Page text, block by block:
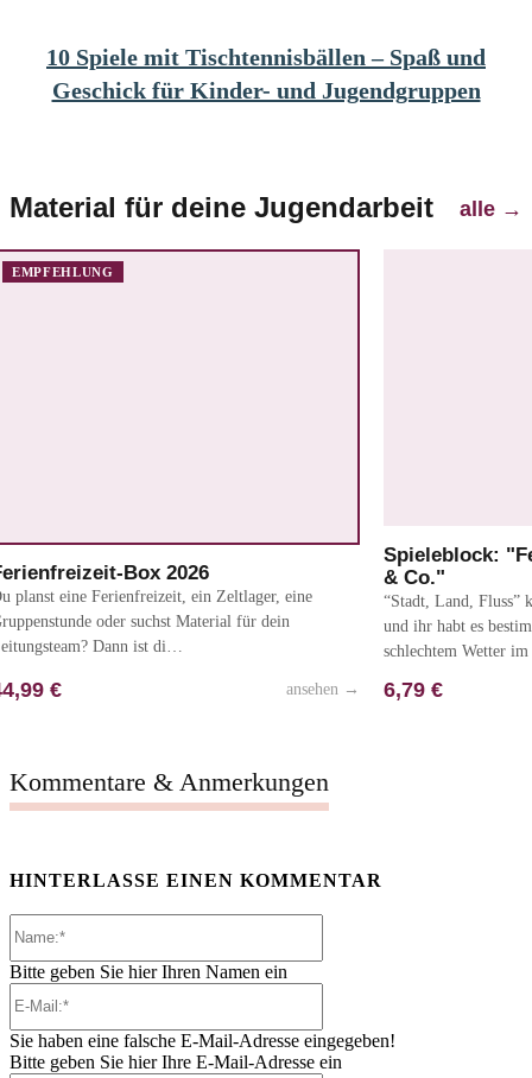
10 Spiele mit Tischtennisbällen – Spaß und
Geschick für Kinder- und Jugendgruppen
Material für deine Jugendarbeit alle →
EMPFEHLUNG
Box 2026
planst eine Ferienfreizeit, ein Zeltlager, eine
oder suchst Material für dein
Dann ist di…
€ ansehen →
Spieleblock:
& Co."
“Stadt, Land, Fluss”
und ihr habt es
schlechtem Wetter
6,79 €
Kommentare & Anmerkungen
HINTERLASSE EINEN KOMMENTAR
Bitte geben Sie hier Ihren Namen ein
Sie haben eine falsche E-Mail-Adresse eingegeben!
Bitte geben Sie hier Ihre E-Mail-Adresse ein